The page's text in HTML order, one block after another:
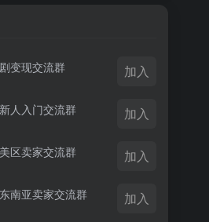
变现交流群 加入
人入门交流群 加入
区卖家交流群 加入
南亚卖家交流群 加入